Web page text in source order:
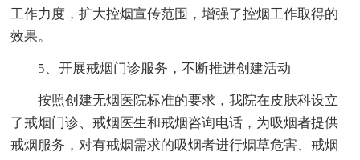
工作力度，扩大控烟宣传范围，增强了控烟工作取得的
效果。
5、开展戒烟门诊服务，不断推进创建活动
按照创建无烟医院标准的要求，我院在皮肤科设立
了戒烟门诊、戒烟医生和戒烟咨询电话，为吸烟者提供
戒烟服务，对有戒烟需求的吸烟者进行烟草危害、戒烟